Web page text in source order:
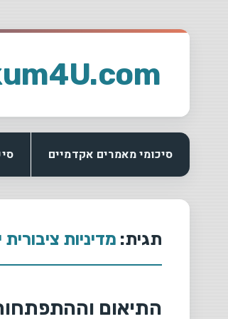
סיכומי מאמרים אקדמיים
תגית: מדיניות ציבורית
התיאום